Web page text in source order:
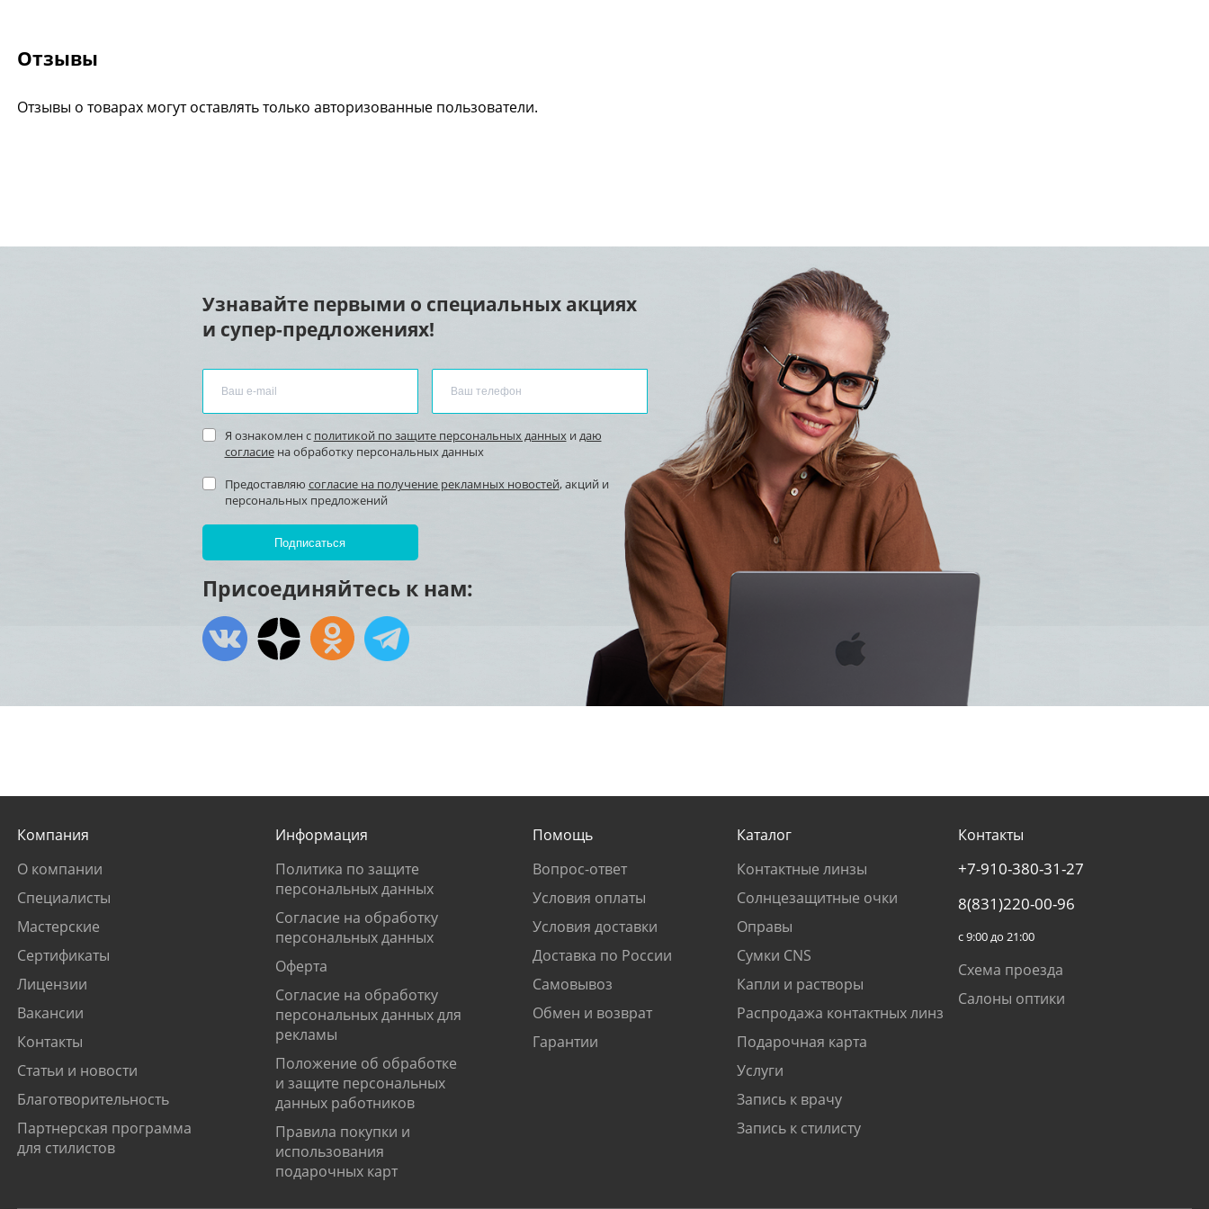
Отзывы
Отзывы о товарах могут оставлять только авторизованные пользователи.
Узнавайте первыми о специальных акциях
и супер-предложениях!
Я ознакомлен с политикой по защите персональных данныхидаю
согласиена обработку персональных данных
Предоставляю согласие на получение рекламных новостей, акций и
персональных предложений
Присоединяйтесь к нам:
Компания
О компании
Специалисты
Мастерские
Сертификаты
Лицензии
Вакансии
Контакты
Статьи и новости
Благотворительность
Партнерская программа
для стилистов
Информация
Политика по защите
персональных данных
Согласие на обработку
персональных данных
Оферта
Согласие на обработку
персональных данных для
рекламы
Положение об обработке
и защите персональных
данных работников
Правила покупки и
использования
подарочных карт
Помощь
Вопрос-ответ
Условия оплаты
Условия доставки
Доставка по России
Самовывоз
Обмен и возврат
Гарантии
Каталог
Контактные линзы
Солнцезащитные очки
Оправы
Сумки CNS
Капли и растворы
Распродажа контактных линз
Подарочная карта
Услуги
Запись к врачу
Запись к стилисту
Контакты
+7-910-380-31-27
8(831)220-00-96
с 9:00 до 21:00
Схема проезда
Салоны оптики